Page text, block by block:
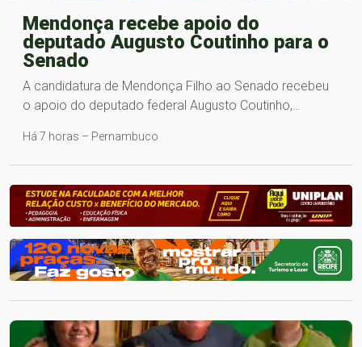
Mendonça recebe apoio do
deputado Augusto Coutinho para o
Senado
A candidatura de Mendonça Filho ao Senado recebeu
o apoio do deputado federal Augusto Coutinho,…
Há 7 horas – Pernambuco